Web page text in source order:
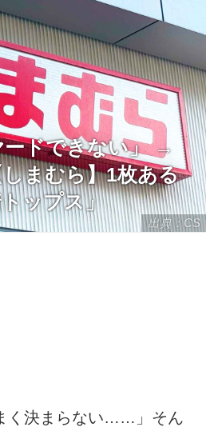
出典：CS
ードできない」 →
まむら】1枚ある
ップス」
く決まらない……」そん